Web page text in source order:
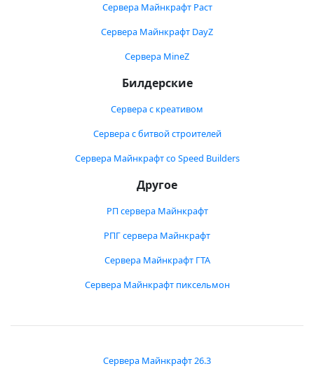
Сервера Майнкрафт Раст
Сервера Майнкрафт DayZ
Сервера MineZ
Билдерские
Сервера с креативом
Сервера с битвой строителей
Сервера Майнкрафт со Speed Builders
Другое
РП сервера Майнкрафт
РПГ сервера Майнкрафт
Сервера Майнкрафт ГТА
Сервера Майнкрафт пиксельмон
Сервера Майнкрафт 26.3